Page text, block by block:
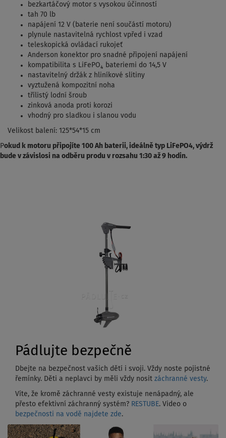
bezkartáčový motor s vysokou účinností
tah 70 lb
napájení 12 V (baterie není součástí motoru)
plynule nastavitelná rychlost vpřed i vzad
teleskopická ovládací rukojeť
Anderson konektor pro snadné připojení napájení
kompatibilita s LiFePO₄ bateriemi do 14,5 V
nastavitelný držák z hliníkové slitiny
vyztužená kompozitní noha
třílistý lodní šroub
zinková anoda proti korozi
vhodný pro sladkou i slanou vodu
Velikost balení: 125*54*15 cm
Pokud k motoru připojíte 100 Ah baterii, ideálně typ LiFePO4, výdrž
bude v závislosi na odběru produ v rozsahu 1:30 až 9 hodin.
Pádlujte bezpečně
Dbejte na bezpečnost vašich dětí i svoji. Vždy noste pojistné
řemínky. Děti a neplavci by měli vždy nosit záchranné vesty.
Víte, že kromě záchranné vesty existuje nenápadný, ale
přesto efektivní záchranný systém? RESTUBE. Video o
bezpečnosti na vodě najdete zde.